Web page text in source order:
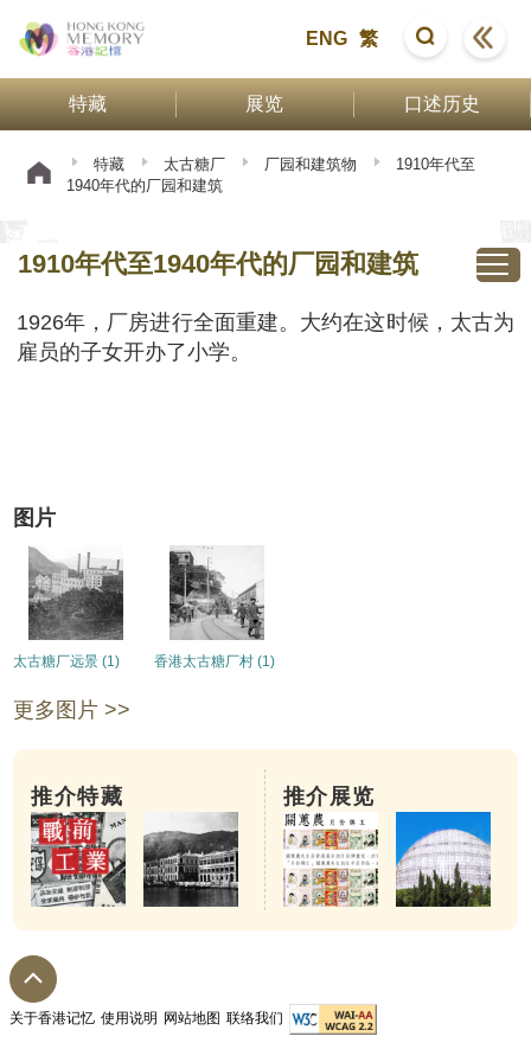
ENG 繁
特藏 展览 口述历史
特藏 太古糖厂 厂园和建筑物
1910年代至
1940年代的厂园和建筑
1910年代至1940年代的厂园和建筑
1926年，厂房进行全面重建。大约在这时候，太古为
雇员的子女开办了小学。
图片
太古糖厂远景 (1) 香港太古糖厂村 (1)
更多图片 >>
推介特藏 推介展览
关于香港记忆 使用说明 网站地图 联络我们